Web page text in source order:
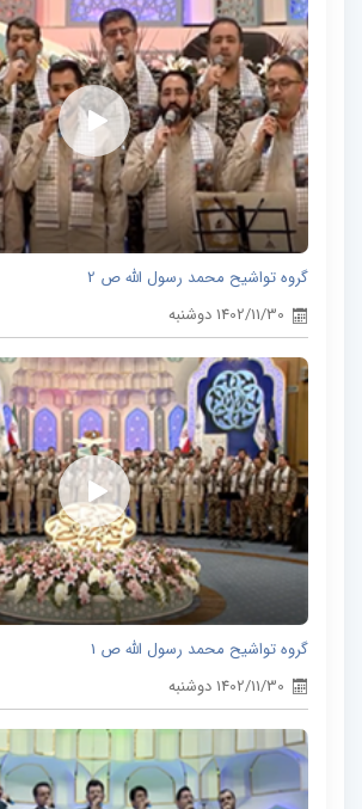
گروه تواشیح محمد رسول الله ص 2
1402/11/30 دوشنبه
گروه تواشیح محمد رسول الله ص 1
1402/11/30 دوشنبه